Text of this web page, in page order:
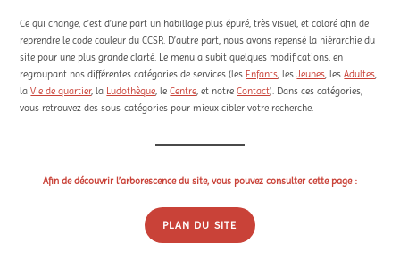
Ce qui change, c’est d’une part un habillage plus épuré, très visuel, et coloré afin de
reprendre le code couleur du CCSR. D’autre part, nous avons repensé la hiérarchie du
site pour une plus grande clarté. Le menu a subit quelques modifications, en
regroupant nos différentes catégories de services (lesEnfants, lesJeunes, lesAdultes,
laVie de quartier, la Ludothèque, leCentre, et notreContact). Dans ces catégories,
vous retrouvez des sous-catégories pour mieux cibler votre recherche.
Afin de découvrir l’arborescence du site, vous pouvez consulter cette page :
PLAN DU SITE